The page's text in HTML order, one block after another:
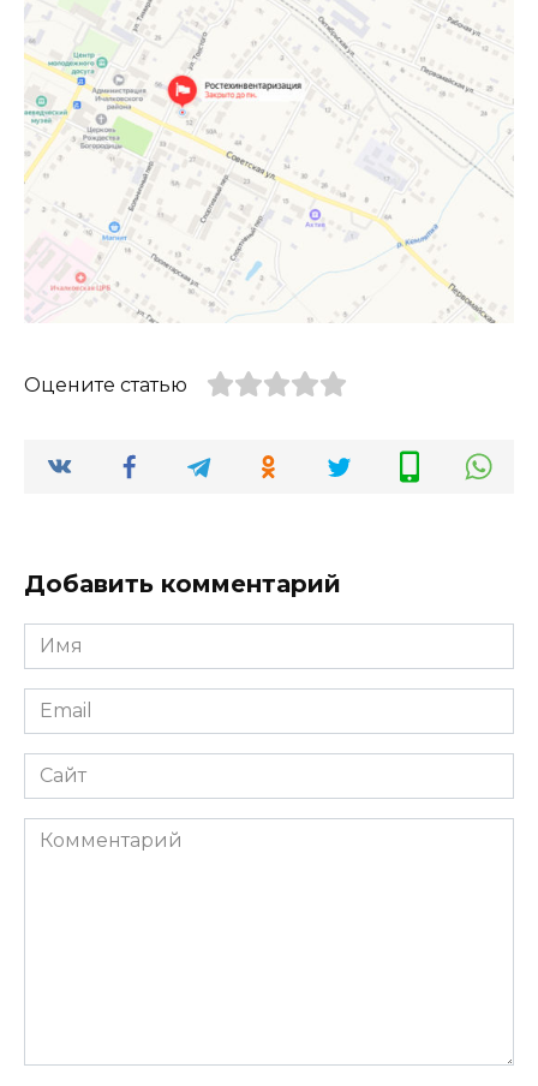
Оцените статью
Добавить комментарий
Имя
*
Email
*
Сайт
Комментарий